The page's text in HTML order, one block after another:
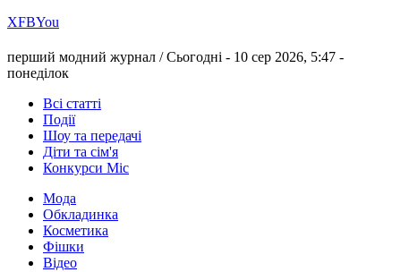
ХFBYou
перший модний журнал /Сьогодні - 10 сер 2026, 5:47 -
понеділок
Всі статті
Події
Шоу та передачі
Діти та сім'я
Конкурси Міс
Мода
Обкладинка
Косметика
Фішки
Відео